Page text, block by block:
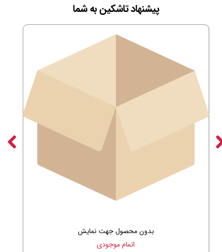
پیشنهاد تاشکین به شما
بدون محصول جهت نمایش
اتمام موجودی